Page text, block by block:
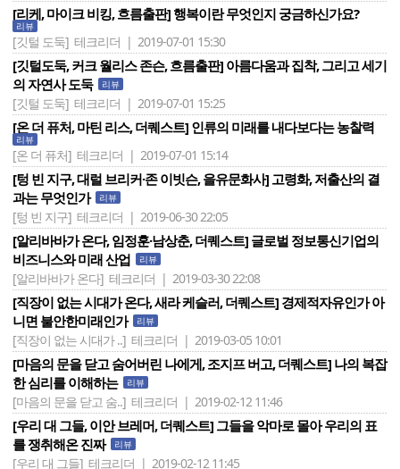
[리케, 마이크 비킹, 흐름출판] 행복이란 무엇인지 궁금하신가요?
리뷰
[깃털 도둑] 테크리더 | 2019-07-01 15:30
[깃털도둑, 커크 월리스 존슨, 흐름출판] 아름다움과 집착, 그리고 세기
의 자연사 도둑
리뷰
[깃털 도둑] 테크리더 | 2019-07-01 15:25
[온 더 퓨처, 마틴 리스, 더퀘스트] 인류의 미래를 내다보다는 농찰력
리뷰
[온 더 퓨처] 테크리더 | 2019-07-01 15:14
[텅 빈 지구, 대럴 브리커·존 이빗슨, 을유문화사] 고령화, 저출산의 결
과는 무엇인가
리뷰
[텅 빈 지구] 테크리더 | 2019-06-30 22:05
[알리바바가 온다, 임정훈·남상춘, 더퀘스트] 글로벌 정보통신기업의
비즈니스와 미래 산업
리뷰
[알리바바가 온다] 테크리더 | 2019-03-30 22:08
[직장이 없는 시대가 온다, 새라 케슬러, 더퀘스트] 경제적자유인가 아
니면 불안한미래인가
리뷰
[직장이 없는 시대가 ..] 테크리더 | 2019-03-05 10:01
[마음의 문을 닫고 숨어버린 나에게, 조지프 버고, 더퀘스트] 나의 복잡
한 심리를 이해하는
리뷰
[마음의 문을 닫고 숨..] 테크리더 | 2019-02-12 11:46
[우리 대 그들, 이안 브레머, 더퀘스트] 그들을 악마로 몰아 우리의 표
를 쟁취해온 진짜
리뷰
[우리 대 그들] 테크리더 | 2019-02-12 11:45